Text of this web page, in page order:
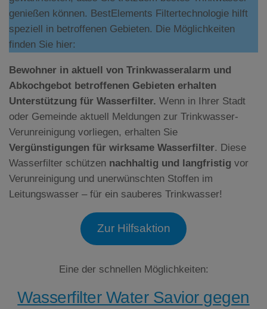
genießen können. BestElements Filtertechnologie hilft
speziell in betroffenen Gebieten. Die Möglichkeiten
finden Sie hier:
Bewohner in aktuell von Trinkwasseralarm und
Abkochgebot betroffenen Gebieten erhalten
Unterstützung für Wasserfilter. Wenn in Ihrer Stadt
oder Gemeinde aktuell Meldungen zur Trinkwasser-
Verunreinigung vorliegen, erhalten Sie
Vergünstigungen für wirksame Wasserfilter. Diese
Wasserfilter schützen nachhaltig und langfristig vor
Verunreinigung und unerwünschten Stoffen im
Leitungswasser – für ein sauberes Trinkwasser!
Zur Hilfsaktion
Eine der schnellen Möglichkeiten:
Wasserfilter Water Savior gegen